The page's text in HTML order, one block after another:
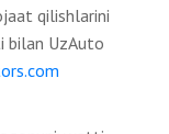
qilishlarini
bilan UzAuto